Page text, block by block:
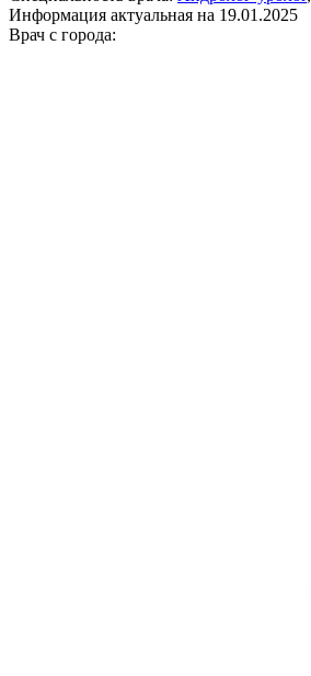
Информация актуальная на 19.01.2025
Врач с города: